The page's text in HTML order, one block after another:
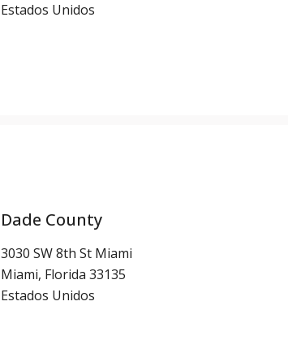
Estados Unidos
Dade County
3030 SW 8th St Miami
Miami, Florida 33135
Estados Unidos